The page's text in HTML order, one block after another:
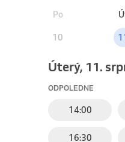
Po
10
úterý, 11.
ODPOLEDNE
14:00
16:30